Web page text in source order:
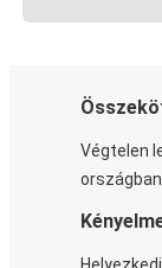
Végtelen